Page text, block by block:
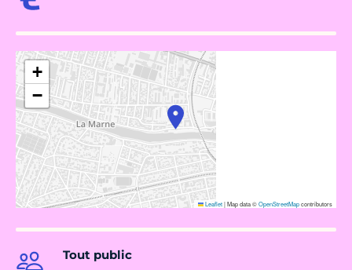
+
−
Leaflet|Map data ©OpenStreetMapcontributors
Tout public